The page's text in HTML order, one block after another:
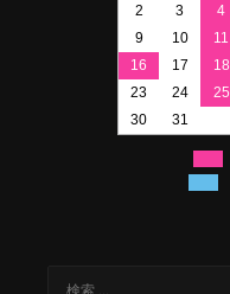
2
3 4
9
10 11
16
17 18
23
24 25
30
31